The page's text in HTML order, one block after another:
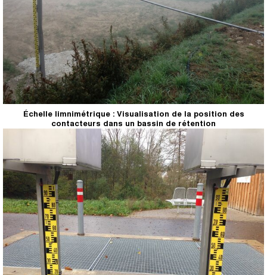
Échelle limnimétrique : Visualisation de la position des
contacteurs dans un bassin de rétention